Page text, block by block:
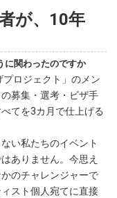
が、10年
関わったのですか
ロジェクト」のメン
募集・選考・ビザ手
てを3カ月で仕上げる
い私たちのイベント
ありません。今思え
のチャレンジャーで
スト個人宛てに直接